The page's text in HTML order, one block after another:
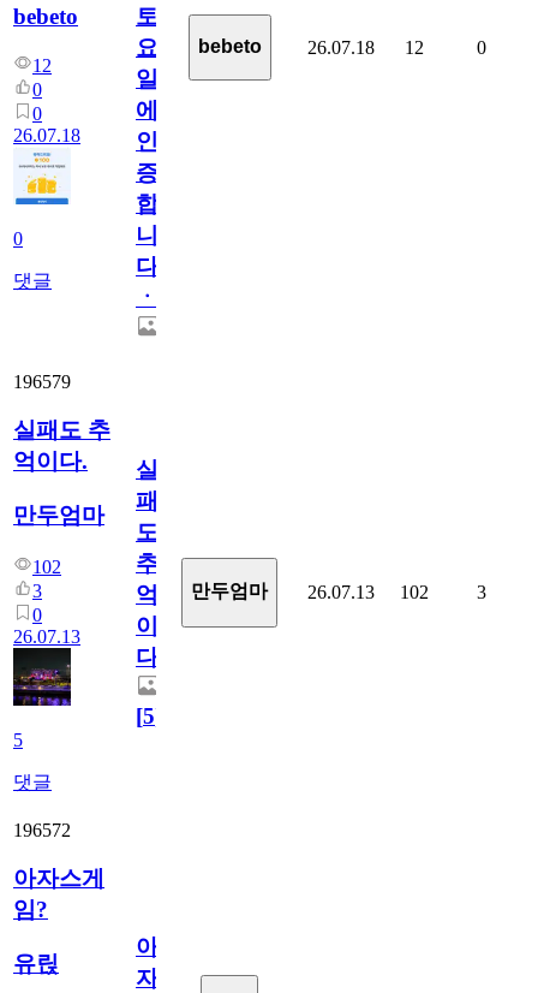
bebeto
12
0
0
26.07.18
0
댓글
토
요
일
에
인
증
합
니
다
ㆍ
bebeto 26.07.18 12 0
196579
실패도 추
억이다.
만두엄마
102
3
0
26.07.13
5
댓글
실
패
도
추
억
이
다.
[5]
만두엄마 26.07.13 102 3
196572
아자스게
임?
유릱
아
자